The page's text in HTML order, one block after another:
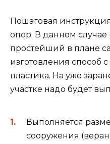
Пошаговая
опор. В данном случае
простейший в плане
изготовления способ
пластика. На уже
участке надо будет
Выполняется
сооружения